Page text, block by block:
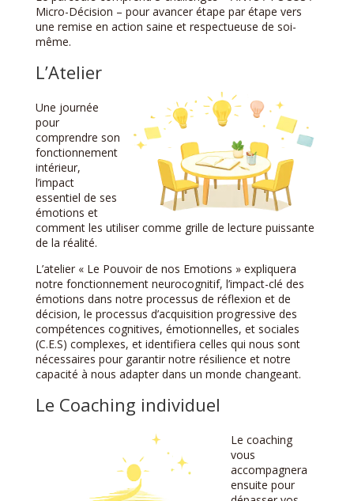
Micro-Décision – pour avancer étape par étape vers
une remise en action saine et respectueuse de soi-
même.
L’Atelier
Une journée
pour
comprendre son
fonctionnement
intérieur,
l’impact
essentiel de ses
émotions et
comment les utiliser comme grille de lecture puissante
de la réalité.
L’atelier « Le Pouvoir de nos Emotions » expliquera
notre fonctionnement neurocognitif, l’impact-clé des
émotions dans notre processus de réflexion et de
décision, le processus d’acquisition progressive des
compétences cognitives, émotionnelles, et sociales
(C.E.S) complexes, et identifiera celles qui nous sont
nécessaires pour garantir notre résilience et notre
capacité à nous adapter dans un monde changeant.
Le Coaching individuel
Le coaching
vous
accompagnera
ensuite pour